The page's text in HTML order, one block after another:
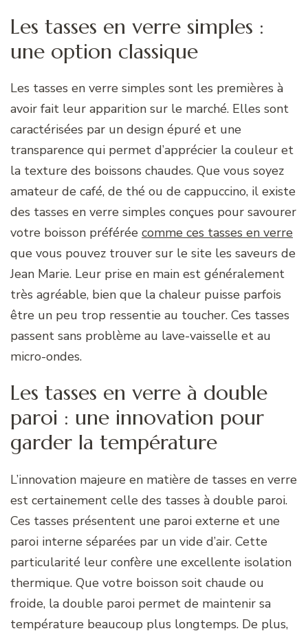
Les tasses en verre simples :
une option classique
Les tasses en verre simples sont les premières à
avoir fait leur apparition sur le marché. Elles sont
caractérisées par un design épuré et une
transparence qui permet d’apprécier la couleur et
la texture des boissons chaudes. Que vous soyez
amateur de café, de thé ou de cappuccino, il existe
des tasses en verre simples conçues pour savourer
votre boisson préférée comme ces tasses en verre
que vous pouvez trouver sur le site les saveurs de
Jean Marie. Leur prise en main est généralement
très agréable, bien que la chaleur puisse parfois
être un peu trop ressentie au toucher. Ces tasses
passent sans problème au lave-vaisselle et au
micro-ondes.
Les tasses en verre à double
paroi : une innovation pour
garder la température
L’innovation majeure en matière de tasses en verre
est certainement celle des tasses à double paroi.
Ces tasses présentent une paroi externe et une
paroi interne séparées par un vide d’air. Cette
particularité leur confère une excellente isolation
thermique. Que votre boisson soit chaude ou
froide, la double paroi permet de maintenir sa
température beaucoup plus longtemps. De plus,